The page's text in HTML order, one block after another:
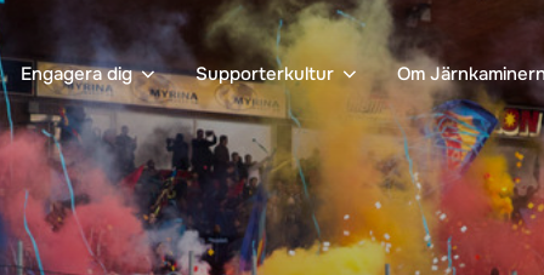
Engagera dig Supporterkultur Om